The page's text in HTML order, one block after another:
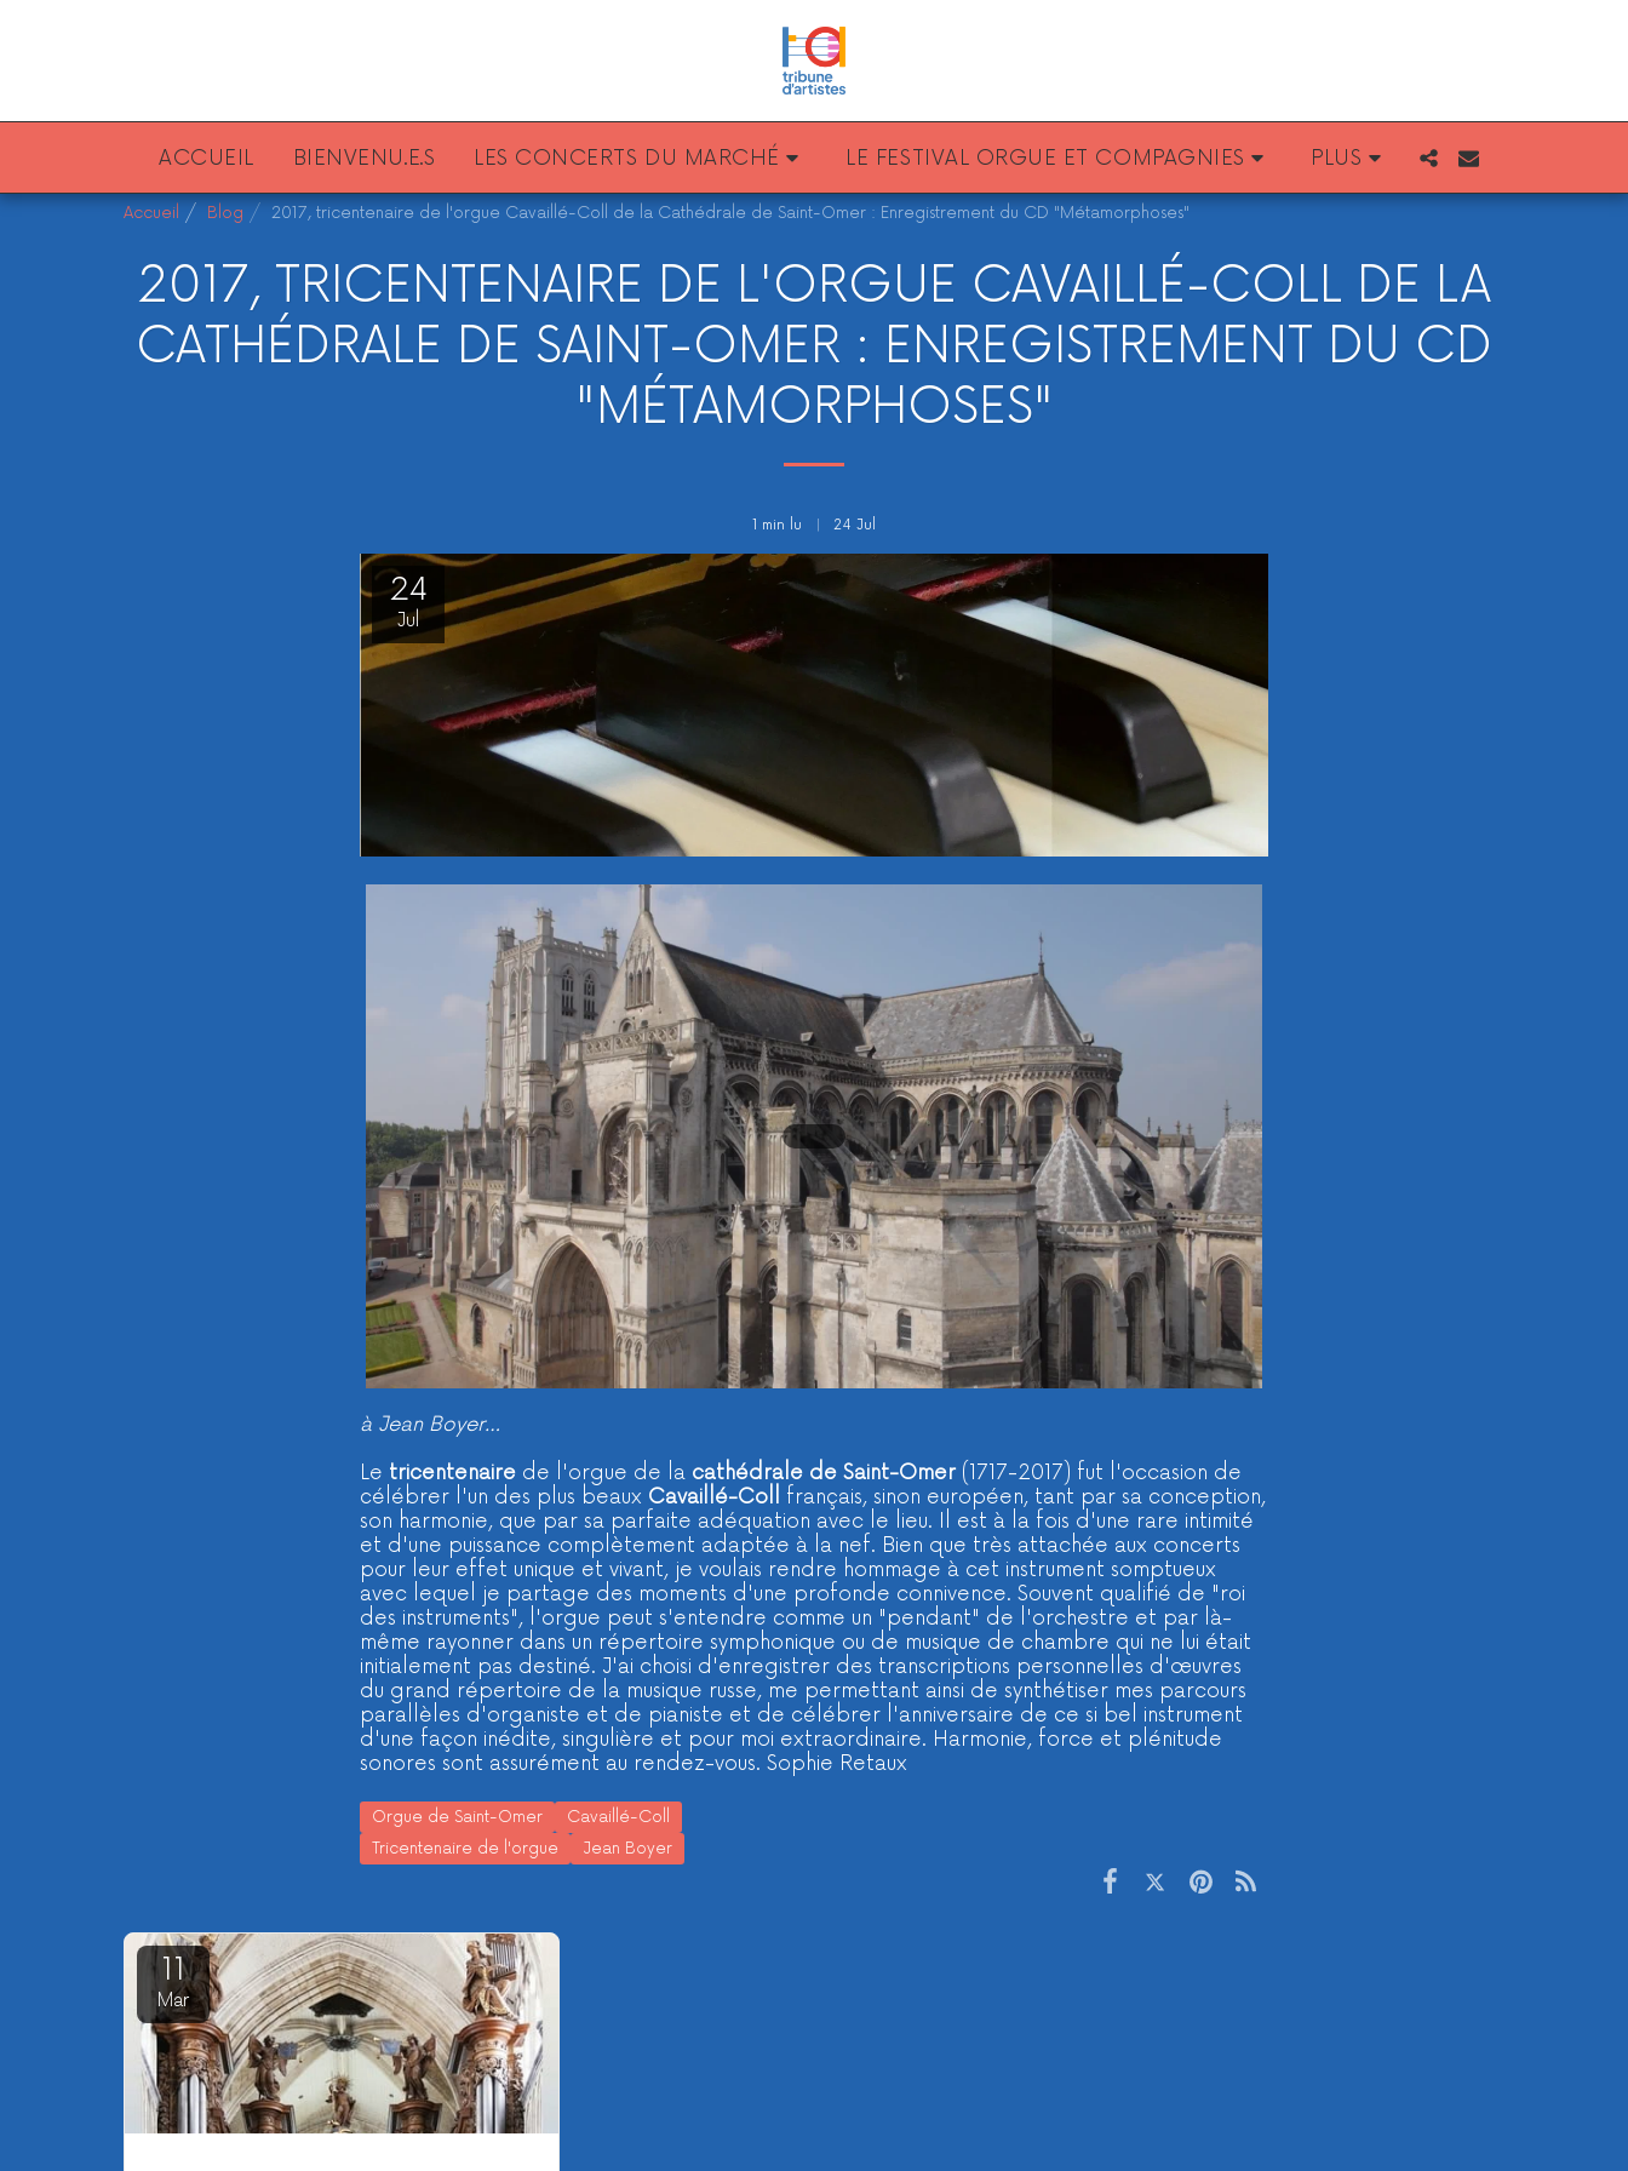
ACCUEIL BIENVENU.E.S LES CONCERTS DU MARCHÉ LE FESTIVAL ORGUE ET COMPAGNIES PLUS
Accueil Blog 2017, tricentenaire de l'orgue Cavaillé-Coll de la Cathédrale de Saint-Omer : Enregistrement du CD "Métamorphoses"
2017, TRICENTENAIRE DE L'ORGUE CAVAILLÉ-COLL DE LA
CATHÉDRALE DE SAINT-OMER : ENREGISTREMENT DU CD
"MÉTAMORPHOSES"
1 min lu 24Jul
24
Jul
à Jean Boyer…
Le tricentenaire de l'orgue de la cathédrale de Saint-Omer(1717-2017) fut l'occasion de
célébrer l'un des plus beaux Cavaillé-Coll français, sinon européen, tant par sa conception,
son harmonie, que par sa parfaite adéquation avec le lieu. Il est à la fois d'une rare intimité
et d'une puissance complètement adaptée à la nef. Bien que très attachée aux concerts
pour leur effet unique et vivant, je voulais rendre hommage à cet instrument somptueux
avec lequel je partage des moments d'une profonde connivence. Souvent qualifié de "roi
des instruments", l'orgue peut s'entendre comme un "pendant" de l'orchestre et par là-
même rayonner dans un répertoire symphonique ou de musique de chambre qui ne lui était
initialement pas destiné. J'ai choisi d'enregistrer des transcriptions personnelles d'œuvres
du grand répertoire de la musique russe, me permettant ainsi de synthétiser mes parcours
parallèles d'organiste et de pianiste et de célébrer l'anniversaire de ce si bel instrument
d'une façon inédite, singulière et pour moi extraordinaire. Harmonie, force et plénitude
sonores sont assurément au rendez-vous. Sophie Retaux
Orgue de Saint-Omer
Cavaillé-Coll
Tricentenaire de l'orgue
Jean Boyer
11
Mar